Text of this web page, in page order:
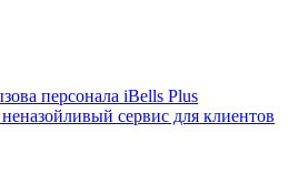
персонала iBells Plus
сервис для клиентов